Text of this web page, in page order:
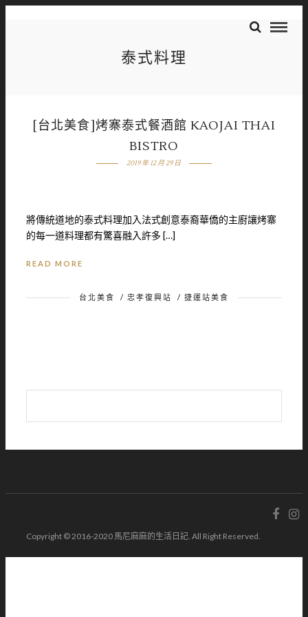
泰式料理
[台北美食]烤寨泰式餐酒館 KAOJAI THAI
BISTRO
2019 年 12 月 29 日
將傳統道地的泰式料理加入法式創意泰裔華僑的主廚讓烤寨
的每一道料理都有驚喜融入許多 […]
READ MORE
台北美食 / 忠孝復興站 / 捷運站美食
Copyright © 2016-2020 馬尼麻麻的生活日記. All Right Reserved.